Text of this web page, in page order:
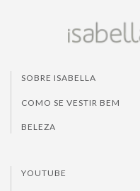
SOBRE ISABELLA
COMO SE VESTIR BEM
BELEZA
YOUTUBE